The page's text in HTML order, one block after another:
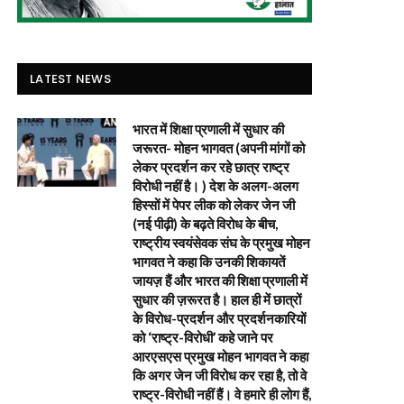
LATEST NEWS
भारत में शिक्षा प्रणाली में सुधार की
जरूरत- मोहन भागवत (अपनी मांगों को
लेकर प्रदर्शन कर रहे छात्र राष्ट्र
विरोधी नहीं है। ) देश के अलग-अलग
हिस्सों में पेपर लीक को लेकर जेन जी
(नई पीढ़ी) के बढ़ते विरोध के बीच,
राष्ट्रीय स्वयंसेवक संघ के प्रमुख मोहन
भागवत ने कहा कि उनकी शिकायतें
जायज़ हैं और भारत की शिक्षा प्रणाली में
सुधार की ज़रूरत है। हाल ही में छात्रों
के विरोध-प्रदर्शन और प्रदर्शनकारियों
को ‘राष्ट्र-विरोधी’ कहे जाने पर
आरएसएस प्रमुख मोहन भागवत ने कहा
कि अगर जेन जी विरोध कर रहा है, तो वे
राष्ट्र-विरोधी नहीं हैं। वे हमारे ही लोग हैं,